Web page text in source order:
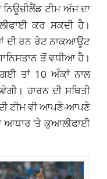
ਟੀਮ ਅੱਜ ਦਾ
ਕਰ ਸਕਦੀ ਹੈ।
ਦੀ ਰਨ ਰੇਟ ਨਾਕਆਊਟ
ਤੋਂ ਵਧੀਆ ਹੈ।
ਤਾਂ 10 ਅੰਕਾਂ ਨਾਲ
ਹਾਰਨ ਦੀ ਸਥਿਤੀ
ਦੀ ਟੀਮ ਵੀ ਆਪਣੇ-ਆਪਣੇ
ਆਧਾਰ ‘ਤੇ ਕੁਆਲੀਫਾਈ